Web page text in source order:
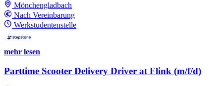
Mönchengladbach
Nach Vereinbarung
Werkstudentenstelle
mehr lesen
Parttime Scooter Delivery Driver at Flink (m/f/d)